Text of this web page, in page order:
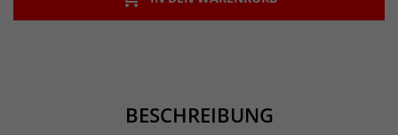
BESCHREIBUNG